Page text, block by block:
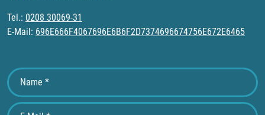
Tel.: 0208 30069-31
E-Mail: 696E666F4067696E6B6F2D7374696674756E672E6465